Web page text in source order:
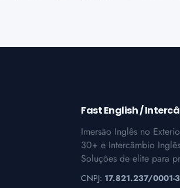
Fast English /
Imersão Inglês no
30+ e Intercâmbio
Soluções de elite para
CNPJ: 17.821.237/0001-